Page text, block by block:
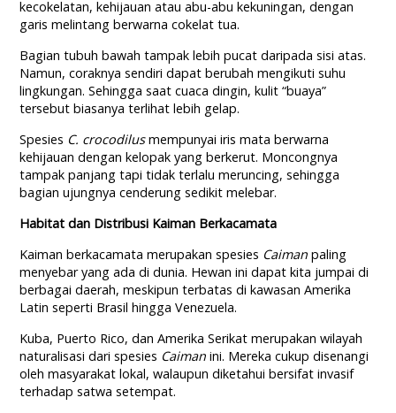
kecokelatan, kehijauan atau abu-abu kekuningan, dengan
garis melintang berwarna cokelat tua.
Bagian tubuh bawah tampak lebih pucat daripada sisi atas.
Namun, coraknya sendiri dapat berubah mengikuti suhu
lingkungan. Sehingga saat cuaca dingin, kulit “buaya”
tersebut biasanya terlihat lebih gelap.
Spesies C. crocodilusmempunyai iris mata berwarna
kehijauan dengan kelopak yang berkerut. Moncongnya
tampak panjang tapi tidak terlalu meruncing, sehingga
bagian ujungnya cenderung sedikit melebar.
Habitat dan Distribusi Kaiman Berkacamata
Kaiman berkacamata merupakan spesies Caimanpaling
menyebar yang ada di dunia. Hewan ini dapat kita jumpai di
berbagai daerah, meskipun terbatas di kawasan Amerika
Latin seperti Brasil hingga Venezuela.
Kuba, Puerto Rico, dan Amerika Serikat merupakan wilayah
naturalisasi dari spesies Caimanini. Mereka cukup disenangi
oleh masyarakat lokal, walaupun diketahui bersifat invasif
terhadap satwa setempat.